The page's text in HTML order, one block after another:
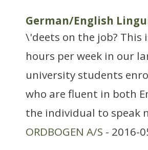
German/English
\'deets on the job?
hours per week in our
university students
who are fluent in both
the individual to speak
ORDBOGEN A/S - 2016-